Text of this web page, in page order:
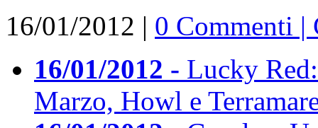
16/01/2012 | 0 Commenti |
16/01/2012 - Lucky
Marzo, Howl e